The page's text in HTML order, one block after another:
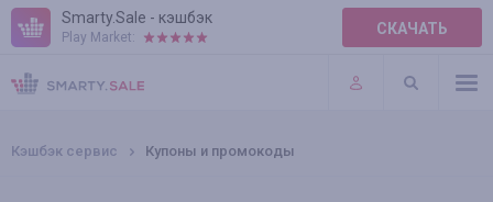
Smarty.Sale - кэшбэк
Play Market: СКАЧАТЬ
ПРАВИЛА
ПЛАГИНЫ
Кэшбэк сервис Купоны и промокоды